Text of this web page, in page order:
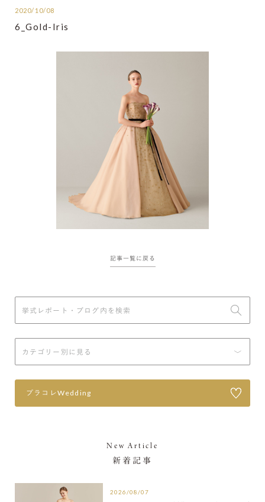
2020/10/08
6_Gold-Iris
記事一覧に戻る
プラコレWedding
New Article
新着記事
2026/08/07